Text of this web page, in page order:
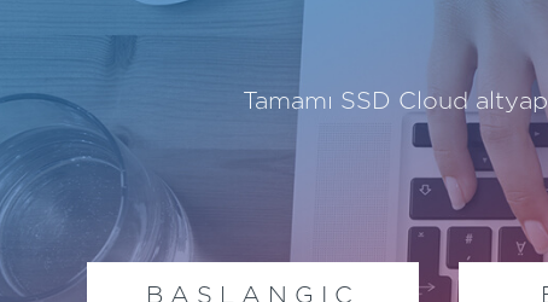
Tamamı SSD Cloud
BAŞLANGIÇ